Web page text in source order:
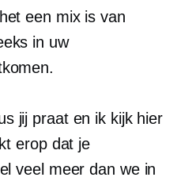
een mix is ​​van
in uw
jij praat en ik kijk hier
erop dat je
veel meer dan we in